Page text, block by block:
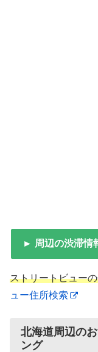
► 周辺の渋滞情
ストリートビュー
ュー住所検索
北海道周辺の
ング